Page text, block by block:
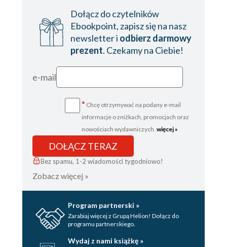
Dołącz do czytelników
Ebookpoint, zapisz się na nasz
newsletter i odbierz darmowy
prezent. Czekamy na Ciebie!
e-mail
* Chcę otrzymywać na podany e-mail
informacje o zniżkach, promocjach oraz
nowościach wydawniczych. więcej »
DOŁĄCZ TERAZ
Bez spamu, 1-2 wiadomości tygodniowo!
Zobacz więcej »
Program partnerski »
Zarabiaj więcej z Grupą Helion! Dołącz do
programu partnerskiego.
Wydaj z nami książkę »